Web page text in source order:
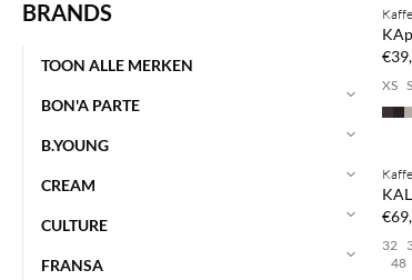
BRANDS
TOON ALLE MERKEN
BON'A PARTE
B.YOUNG
CREAM
CULTURE
FRANSA
Kaffe
XS S
Kaffe
32
48